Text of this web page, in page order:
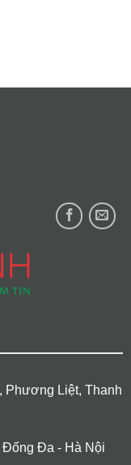
Phương Liệt, Thanh
Đống Đa - Hà Nội